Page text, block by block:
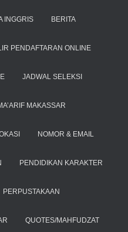
INGGRIS BERITA
PENDAFTARAN ONLINE
JADWAL SELEKSI
MAKASSAR
NOMOR & EMAIL
PENDIDIKAN KARAKTER
PERPUSTAKAAN
QUOTES/MAHFUDZAT